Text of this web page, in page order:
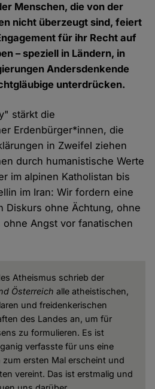
Menschen, die von der
nicht überzeugt sind, feiert
für ihr Recht auf
– speziell in Ländern, in
Andersdenkende
unterdrücken.
stärkt die
Erdenbürger*innen, die
in Zweifel ziehen
durch humanistische Werte
im alpinen Katholistan bis
im Iran: Wir fordern eine
Diskurs ohne Ächtung, ohne
Angst vor fanatischen
Atheismus schrieb der
Österreich alle atheistischen,
und freidenkerischen
des Landes an, um für
zu formulieren. Es ist
verfasste für uns eine
zum ersten Mal erscheint und
vereint. Das ist erstmalig und